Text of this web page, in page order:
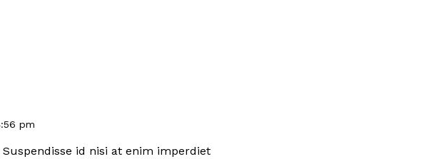
pm
id nisi at enim imperdiet